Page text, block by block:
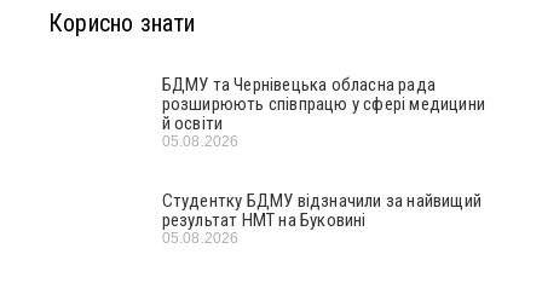
Корисно знати
БДМУ та Чернівецька обласна рада
розширюють співпрацю у сфері медицини
й освіти
05.08.2026
Студентку БДМУ відзначили за найвищий
результат НМТ на Буковині
05.08.2026